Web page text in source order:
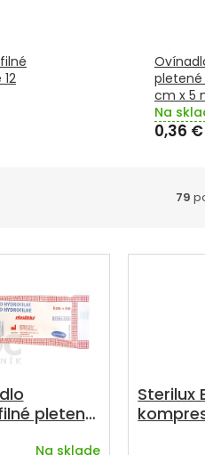
pletené
cm x 5
Na
0,36 €
79
pletené
Na sklade
Sterilux